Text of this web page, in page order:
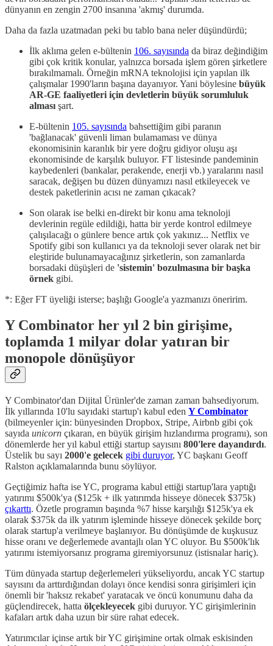
dünyanın en zengin 2700 insanına 'akmış' durumda.
Daha da fazla uzatmadan peki bu tablo bana neler düşündürdü;
İlk aklıma gelen e-bültenin 106. sayısında da biraz değindiğim
gibi çok kritik konular, yalnızca borsada işlem gören şirketlere
bırakılmamalı. Örneğin mRNA teknolojisi için yapılan ilk
çalışmalar 1990'ların başına dayanıyor. Yani böylesine büyük
AR-GE faaliyetleri için devletlerin büyük sorumluluk
almasışart.
E-bültenin 105. sayısında bahsettiğim gibi paranın
'bağlanacak' güvenli liman bulamaması ve dünya
ekonomisinin karanlık bir yere doğru gidiyor oluşu aşı
ekonomisinde de karşılık buluyor. FT listesinde pandeminin
kaybedenleri (bankalar, perakende, enerji vb.) yaralarını nasıl
saracak, değişen bu düzen dünyamızı nasıl etkileyecek ve
destek paketlerinin acısı ne zaman çıkacak?
Son olarak ise belki en-direkt bir konu ama teknoloji
devlerinin regüle edildiği, hatta bir yerde kontrol edilmeye
çalışılacağı o günlere bence artık çok yakınız... Netflix ve
Spotify gibi son kullanıcı ya da teknoloji sever olarak net bir
eleştiride bulunamayacağınız şirketlerin, son zamanlarda
borsadaki düşüşleri de 'sistemin' bozulmasına bir başka
örnek gibi.
*: Eğer FT üyeliği isterse; başlığı Google'a yazmanızı öneririm.
Y Combinator her yıl 2 bin girişime,
toplamda 1 milyar dolar yatıran bir
monopole dönüşüyor
Y Combinator'dan Dijital Ürünler'de zaman zaman bahsediyorum.
İlk yıllarında 10'lu sayıdaki startup'ı kabul eden Y Combinator
(bilmeyenler için: bünyesinden Dropbox, Stripe, Airbnb gibi çok
sayıda unicorn çıkaran, en büyük girişim hızlandırma programı), son
dönemlerde her yıl kabul ettiği startup sayısını 800'lere dayandırdı.
Üstelik bu sayı 2000'e gelecek gibi duruyor, YC başkanı Geoff
Ralston açıklamalarında bunu söylüyor.
Geçtiğimiz hafta ise YC, programa kabul ettiği startup'lara yaptığı
yatırımı $500k'ya ($125k + ilk yatırımda hisseye dönecek $375k)
çıkarttı. Özetle programın başında %7 hisse karşılığı $125k'ya ek
olarak $375k da ilk yatırım işleminde hisseye dönecek şekilde borç
olarak startup'a verilmeye başlanıyor. Bu dönüşümde de kuşkusuz
hisse oranı ve değerlemede avantajlı olan YC oluyor. Bu $500k'lık
yatırımı istemiyorsanız programa giremiyorsunuz (istisnalar hariç).
Tüm dünyada startup değerlemeleri yükseliyordu, ancak YC startup
sayısını da arttırdığından dolayı önce kendisi sonra girişimleri için
önemli bir 'haksız rekabet' yaratacak ve öncü konumunu daha da
güçlendirecek, hatta ölçekleyecek gibi duruyor. YC girişimlerinin
kafaları artık daha uzun bir süre rahat edecek.
Yatırımcılar içinse artık bir YC girişimine ortak olmak eskisinden